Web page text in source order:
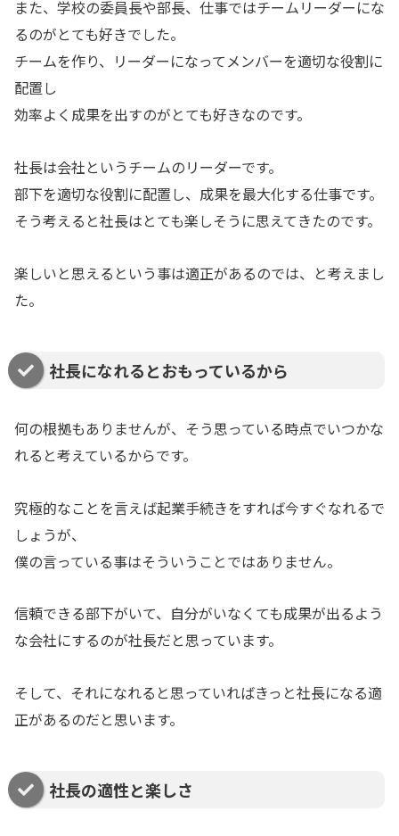
また、学校の委員長や部長、仕事ではチームリーダーにな
るのがとても好きでした。
チームを作り、リーダーになってメンバーを適切な役割に
配置し
効率よく成果を出すのがとても好きなのです。
社長は会社というチームのリーダーです。
部下を適切な役割に配置し、成果を最大化する仕事です。
そう考えると社長はとても楽しそうに思えてきたのです。
楽しいと思えるという事は適正があるのでは、と考えまし
た。
社長になれるとおもっているから
何の根拠もありませんが、そう思っている時点でいつかな
れると考えているからです。
究極的なことを言えば起業手続きをすれば今すぐなれるで
しょうが、
僕の言っている事はそういうことではありません。
信頼できる部下がいて、自分がいなくても成果が出るよう
な会社にするのが社長だと思っています。
そして、それになれると思っていればきっと社長になる適
正があるのだと思います。
社長の適性と楽しさ